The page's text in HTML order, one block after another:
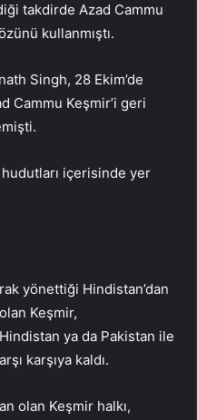
takdirde Azad Cammu
kullanmıştı.
Singh, 28 Ekim’de
Cammu Keşmir’i geri
içerisinde yer
yönettiği Hindistan’dan
Keşmir,
Hindistan ya da Pakistan ile
karşıya kaldı.
olan Keşmir halkı,